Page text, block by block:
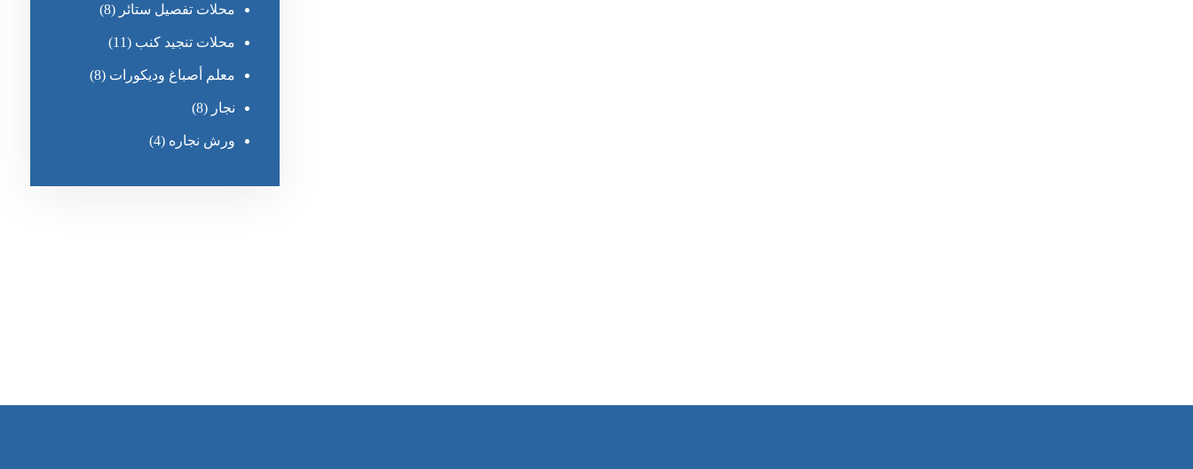
محلات تفصيل ستائر (8)
محلات تنجيد كنب (11)
معلم أصباغ وديكورات (8)
نجار (8)
ورش نجاره (4)